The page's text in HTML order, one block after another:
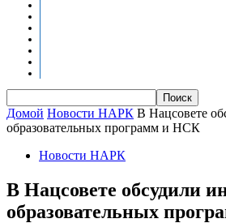
Домой Новости НАРК В Нацсовете
образовательных программ и НСК
Новости НАРК
В Нацсовете обсудили
образовательных